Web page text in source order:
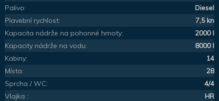
Palivo:
Diesel
Plavební rychlost:
7,5 kn
Kapacita nádrže na pohonné hmoty:
2000 l
Kapacity nádrže na vodu:
8000 l
Kabiny:
14
Místa:
28
Sprcha / WC:
4/4
Vlajka :
HR